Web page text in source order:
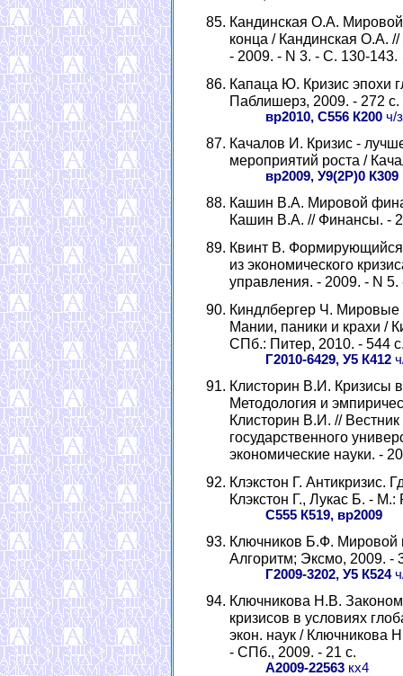
Кандинская О.А. Мировой
конца / Кандинская О.А.
- 2009. - N 3. - С. 130-143.
Капаца Ю. Кризис эпохи
Паблишерз, 2009. - 272 с.
вр2010, С556 К200ч/
Качалов И. Кризис -
мероприятий роста /
вр2009, У9(2Р)0 К309
Кашин В.А. Мировой
Кашин В.А. // Финансы. -
Квинт В.
из экономического
управления. - 2009. - N
Киндлбергер Ч.
Мании, паники и крахи /
СПб.: Питер, 2010. - 544
Г2010-6429, У5 К412
Клисторин В.И. Кризисы
Методология и
Клисторин В.И. //
государственного
экономические науки. -
Клэкстон Г. Антикризис.
Клэкстон Г., Лукас Б. -
С555 К519, вр2009
Ключников Б.Ф. Мировой
Алгоритм; Эксмо, 2009. -
Г2009-3202, У5 К524
Ключникова Н.В.
кризисов в условиях
экон. наук / Ключникова
- СПб., 2009. - 21 с.
А2009-22563кх4